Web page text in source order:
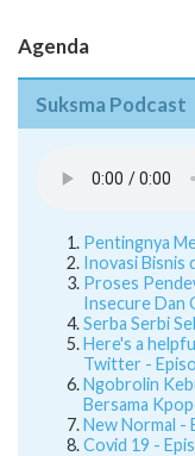
Agenda
Suksma Podcast
Pentingnya
Inovasi Bisnis
Proses
Insecure Dan
Serba Serbi
Here's a
Twitter -
Ngobrolin
Bersama
New Normal -
Covid 19 -